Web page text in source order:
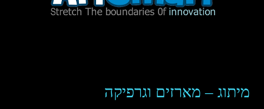
מיתוג – מארזים וגרפיקה